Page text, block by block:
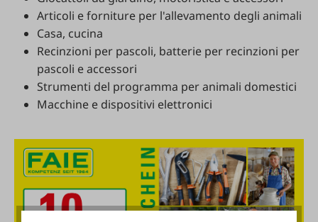
Articoli eforniture per l'allevamento degli animali
Casa, cucina
Recinzioni per pascoli, batterie per recinzioni per
pascoli eaccessori
Strumenti del programma peranimali domestici
Macchine e dispositivi elettronici